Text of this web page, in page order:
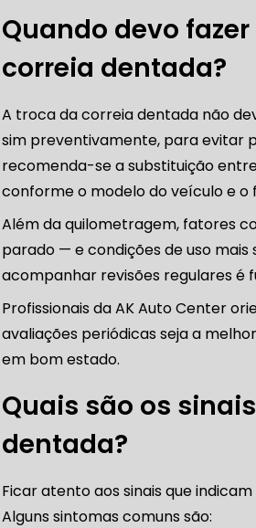
DIREÇÃO HIDRÁULICA
DE DIREÇÃO HIDRÁULICA
MANUTENÇÃO
ESPECIALISTA EM FREIO
Quando devo
correia dentada?
A troca da correia dentada não
sim preventivamente, para evitar
recomenda-se a substituição
conforme o modelo do veículo e o
Além da quilometragem, fatores
parado — e condições de uso
acompanhar revisões regulares é
Profissionais da AK Auto Center
avaliações periódicas seja a
em bom estado.
Quais são os
dentada?
Ficar atento aos sinais que
Alguns sintomas comuns são: